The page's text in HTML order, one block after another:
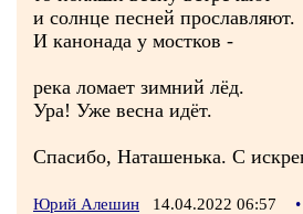
и солнце песней прославляют.
И канонада у мостков -
река ломает зимний лёд.
Ура! Уже весна идёт.
Спасибо, Наташенька. С
Юрий Алешин 14.04.2022 06:57 •